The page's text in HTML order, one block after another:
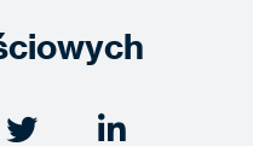
 